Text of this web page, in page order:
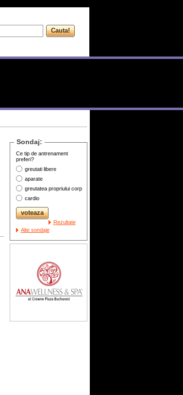
Sondaj:
Ce tip de antrenament
preferi?
greutati libere
aparate
greutatea propriului corp
cardio
Rezultate
Alte sondaje